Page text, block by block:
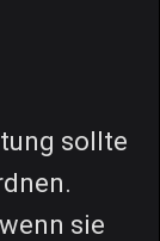
sollte
sie